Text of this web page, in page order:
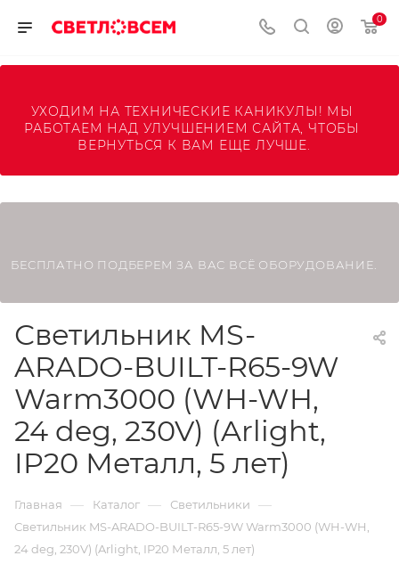
0
УХОДИМ НА ТЕХНИЧЕСКИЕ КАНИКУЛЫ! МЫ
РАБОТАЕМ НАД УЛУЧШЕНИЕМ САЙТА, ЧТОБЫ
ВЕРНУТЬСЯ К ВАМ ЕЩЕ ЛУЧШЕ.
БЕСПЛАТНО ПОДБЕРЕМ ЗА ВАС ВСЁ ОБОРУДОВАНИЕ.
Светильник MS-
ARADO-BUILT-R65-9W
Warm3000 (WH-WH,
24 deg, 230V) (Arlight,
IP20 Металл, 5 лет)
Главная — Каталог — Светильники —
Светильник MS-ARADO-BUILT-R65-9W Warm3000 (WH-WH,
24 deg, 230V) (Arlight, IP20 Металл, 5 лет)